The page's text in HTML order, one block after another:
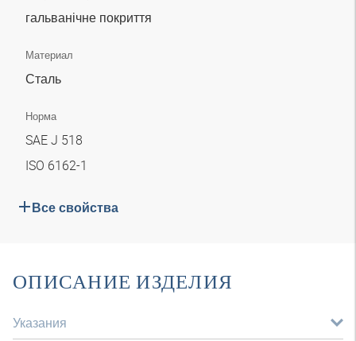
гальванічне покриття
Материал
Сталь
Норма
SAE J 518
ISO 6162-1
Все свойства
ОПИСАНИЕ ИЗДЕЛИЯ
Указания